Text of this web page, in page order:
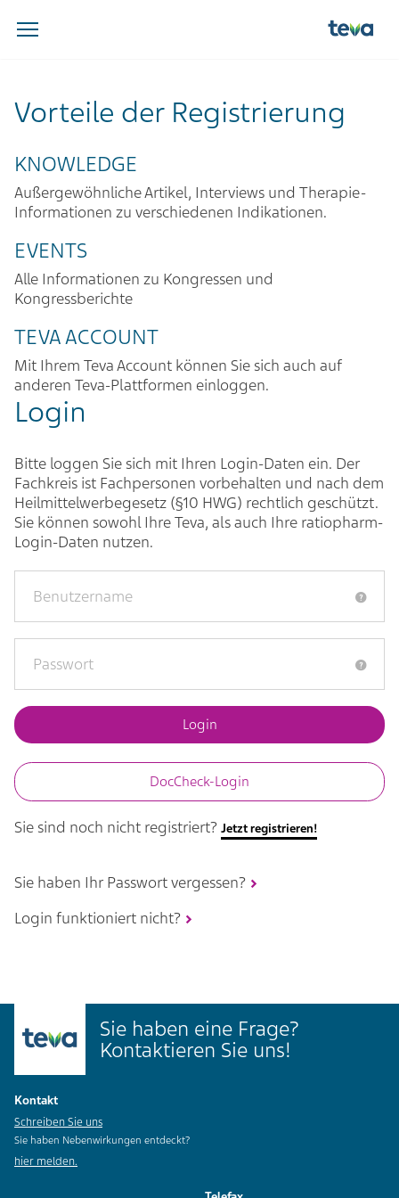
Vorteile der Registrierung
KNOWLEDGE
Außergewöhnliche Artikel, Interviews und Therapie-
Informationen zu verschiedenen Indikationen.
EVENTS
Alle Informationen zu Kongressen und
Kongressberichte
TEVA ACCOUNT
Mit Ihrem Teva Account können Sie sich auch auf
anderen Teva-Plattformen einloggen.
Login
Bitte loggen Sie sich mit Ihren Login-Daten ein. Der
Fachkreis ist Fachpersonen vorbehalten und nach dem
Heilmittelwerbegesetz (§10 HWG) rechtlich geschützt.
Sie können sowohl Ihre Teva, als auch Ihre ratiopharm-
Login-Daten nutzen.
DocCheck-Login
Sie sind noch nicht registriert? Jetzt registrieren!
Sie haben Ihr Passwort vergessen?
Login funktioniert nicht?
Sie haben eine Frage?
Kontaktieren Sie uns!
Kontakt
Schreiben Sie uns
Sie haben Nebenwirkungen entdeckt?
hier melden.